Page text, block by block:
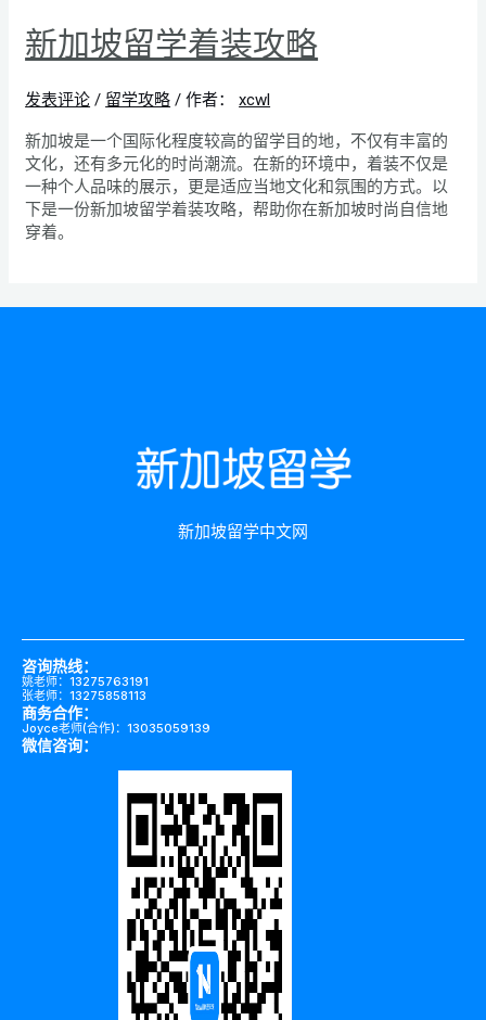
新加坡留学着装攻略
发表评论 / 留学攻略 / 作者： xcwl
新加坡是一个国际化程度较高的留学目的地，不仅有丰富的
文化，还有多元化的时尚潮流。在新的环境中，着装不仅是
一种个人品味的展示，更是适应当地文化和氛围的方式。以
下是一份新加坡留学着装攻略，帮助你在新加坡时尚自信地
穿着。
新加坡留学中文网
咨询热线：
姚老师：13275763191
张老师：13275858113
商务合作：
Joyce老师(合作)：13035059139
微信咨询：